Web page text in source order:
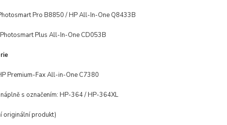
Pro B8850 / HP All-In-One Q8433B
Plus All-In-One CD053B
Premium-Fax All-in-One C7380
s označením: HP-364 / HP-364XL
originální produkt)